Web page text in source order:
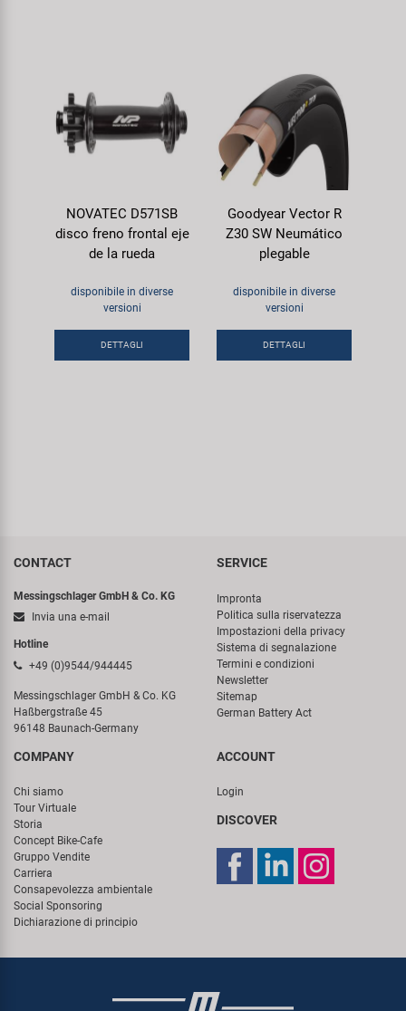
NOVATEC D571SB
disco freno frontal eje
de la rueda
disponibile in diverse
versioni
DETTAGLI
Goodyear Vector R
Z30 SW Neumático
plegable
disponibile in diverse
versioni
DETTAGLI
CONTACT
Messingschlager GmbH & Co. KG
Invia una e-mail
Hotline
+49 (0)9544/944445
Messingschlager GmbH & Co. KG
Haßbergstraße 45
96148 Baunach-Germany
SERVICE
Impronta
Politica sulla riservatezza
Impostazioni della privacy
Sistema di segnalazione
Termini e condizioni
Newsletter
Sitemap
German Battery Act
COMPANY
Chi siamo
Tour Virtuale
Storia
Concept Bike-Cafe
Gruppo Vendite
Carriera
Consapevolezza ambientale
Social Sponsoring
Dichiarazione di principio
ACCOUNT
Login
DISCOVER